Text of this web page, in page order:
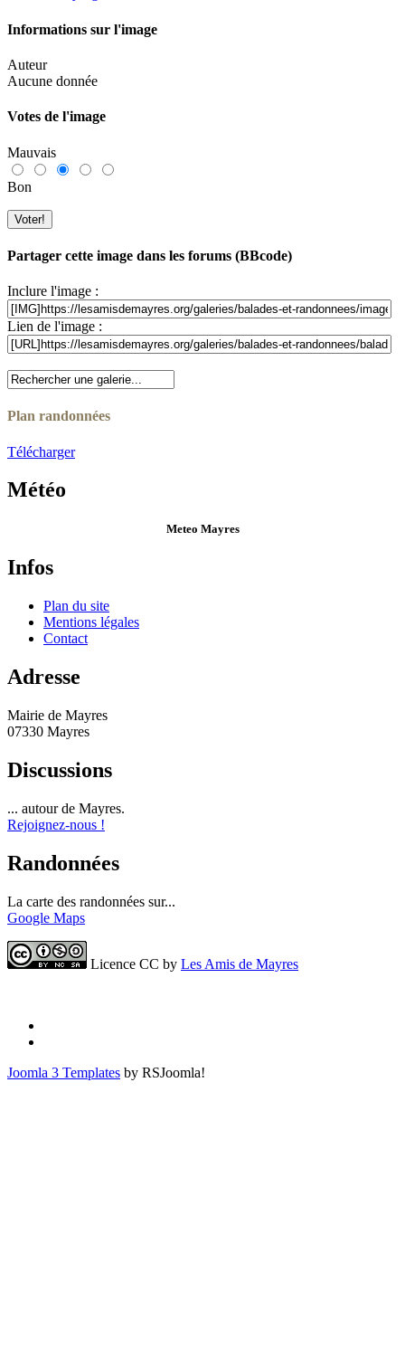
Informations sur l'image
Auteur
Aucune donnée
Votes de l'image
Mauvais
Bon
Partager cette image dans les forums (BBcode)
Inclure l'image :
Lien de l'image :
Plan randonnées
Télécharger
Météo
Meteo Mayres
Infos
Plan du site
Mentions légales
Contact
Adresse
Mairie de Mayres
07330 Mayres
Discussions
... autour de Mayres.
Rejoignez-nous !
Randonnées
La carte des randonnées sur...
Google Maps
Licence CC by Les Amis de Mayres
Joomla 3 Templates by RSJoomla!